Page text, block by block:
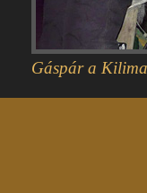
Gáspár a